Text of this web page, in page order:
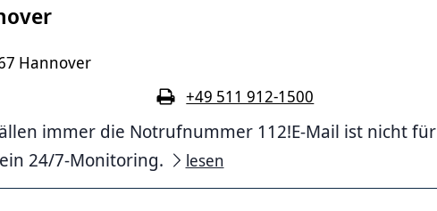
Hannover
+49 511 912-1500
immer die Notrufnummer 112!E-Mail ist nicht für
24/7-Monitoring.
lesen